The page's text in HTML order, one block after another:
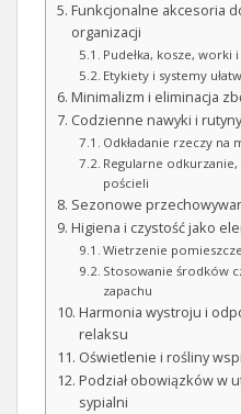
Funkcjonalne akcesoria
organizacji
Pudełka, kosze, worki
Etykiety i systemy
Minimalizm i eliminacja
Codzienne nawyki i
Odkładanie rzeczy na
Regularne
pościeli
Sezonowe
Higiena i czystość jako
Wietrzenie
Stosowanie środków
zapachu
Harmonia wystroju i
relaksu
Oświetlenie i rośliny
Podział obowiązków w
sypialni